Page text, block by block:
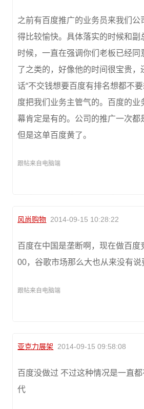
之前有百度推广的业务员来我们公
得比较愉快。具体落实的时候和副
时候，一直在强调你们老板已经同
了之类的，好像他的时间很宝贵，
话“不交钱想要百度有排名想都不
度把我们业务主管气的。百度的业
幕肯定是有的。公司的推广一次都
但是这单百度黄了。
跟帖来自电脑端
风尚购物 2014-09-15 10:28:22
百度在中国是垄断啊，现在做百度
00，谷歌市场那么大也从来没有说
跟帖来自电脑端
亚克力展架 2014-09-15 09:58:08
百度没做过 不过这种情况是一直
代